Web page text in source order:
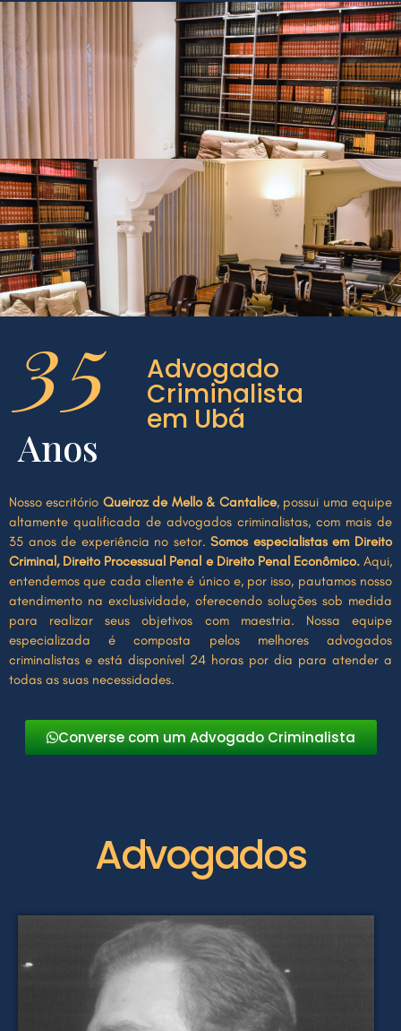
35
Anos
Advogado
Criminalista
em Ubá
Nosso escritório Queiroz de Mello & Cantalice, possui uma equipe
altamente qualificada de advogados criminalistas, com mais de
35 anos de experiência no setor.Somos especialistas em Direito
Criminal, Direito Processual Penal e Direito Penal Econômico.Aqui,
entendemos que cada cliente é único e, por isso, pautamos nosso
atendimento na exclusividade, oferecendo soluções sob medida
para realizar seus objetivos com maestria. Nossa equipe
especializada é composta pelos melhores advogados
criminalistas e está disponível 24 horas por dia para atender a
todas as suas necessidades.
Converse com um Advogado Criminalista
Advogados